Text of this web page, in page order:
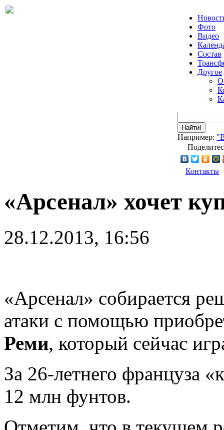
Фото
Видео
Состав
Другое
О
Найти!
Например:
Контакты
«Арсенал» хочет
28.12.2013, 16:56
«Арсенал» собирается
атаки с помощью
Реми, который сейчас
За 26-летнего француза
12 млн фунтов.